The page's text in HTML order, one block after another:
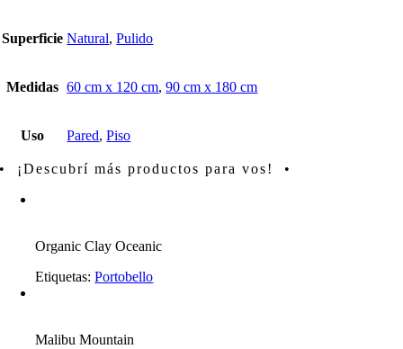
Superficie Natural,Pulido
Medidas 60 cm x 120 cm,90 cm x 180 cm
Uso Pared,Piso
• ¡Descubrí más productos para vos! •
Organic Clay Oceanic
Etiquetas:Portobello
Malibu Mountain